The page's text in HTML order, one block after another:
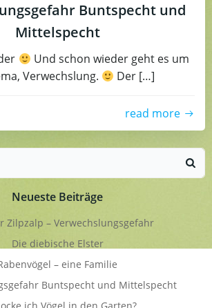
Buntspecht und
Mittelspecht
Und schon wieder geht es um
Verwechslung.
Der […]
read more
Neueste Beiträge
Zilpzalp – Verwechslungsgefahr
Die diebische Elster
– eine Familie
Buntspecht und Mittelspecht